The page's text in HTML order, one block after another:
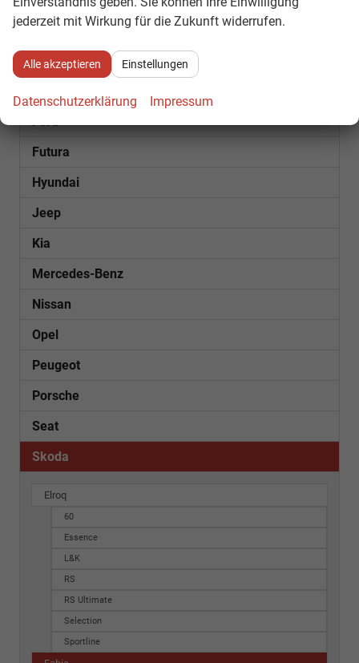
Cupra
Dacia
Ford
Futura
Hyundai
Jeep
Kia
Mercedes-Benz
Nissan
Opel
Peugeot
Porsche
Seat
Skoda
Elroq
60
Essence
L&K
RS
RS Ultimate
Selection
Sportline
jederzeit mit Wirkung für die Zukunft widerrufen.
Alle akzeptieren Einstellungen
Datenschutzerklärung Impressum